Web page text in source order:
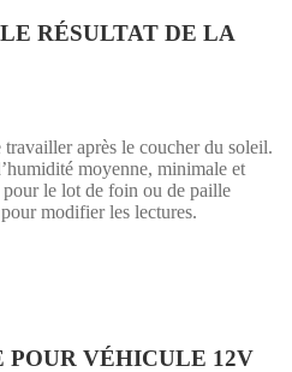
RÉSULTAT DE LA
après le coucher du soleil.
moyenne, minimale et
pour le lot de foin ou de paille
modifier les lectures.
POUR VÉHICULE 12V